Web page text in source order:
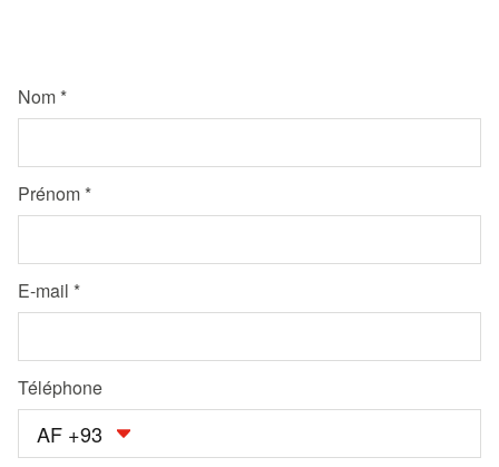
Nom
Prénom
E-mail
Téléphone
AF +93